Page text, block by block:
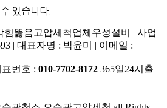
있습니다.
뚫음고압세척업체우성설비 | 사업
| 대표자명 : 박윤미 | 이메일 :
번호 : 010-7702-8172 365일24시출